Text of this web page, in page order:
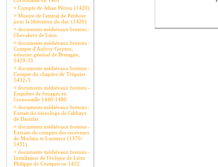
¤ Compte de Jehan Périou (1420).
¤ Montre de l'amiral de Penhoet
pour la libération du duc (1420)
¤ documents médiévaux bretons -
Chevaliers de Léon
¤ documents médiévaux bretons -
Compte d'Aufroy Guynot,
trésorier général de Bretagne,
1429-33
¤ documents médiévaux bretons -
Compte du chapitre de Tréguier
1432-3.
¤ documents médiévaux bretons -
Enquêtes de fouages en
Cornouaille 1440-1480
¤ documents médiévaux bretons -
Extrait du nécrologe de l'abbaye
de Daoulas
¤ documents médiévaux bretons -
Extraits de comptes des receveurs
de Morlaix et Lanmeur (1370-
1431).
¤ documents médiévaux bretons -
Installation de l'évêque de Léon
Philippe de Coetquis en 1422.